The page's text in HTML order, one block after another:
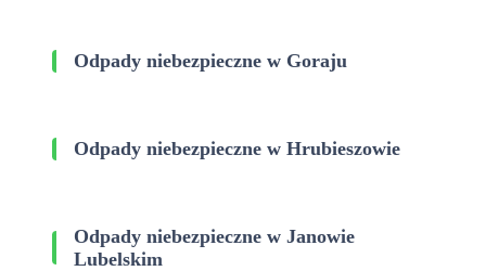
Odpady niebezpieczne w Goraju
Odpady niebezpieczne w Hrubieszowie
Odpady niebezpieczne w Janowie
Lubelskim